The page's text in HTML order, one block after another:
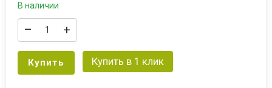
В наличии
– +
Купить Купить в 1 клик